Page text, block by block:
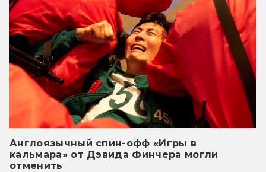
Англоязычный спин-офф «Игры в
кальмара» от Дэвида Финчера могли
отменить